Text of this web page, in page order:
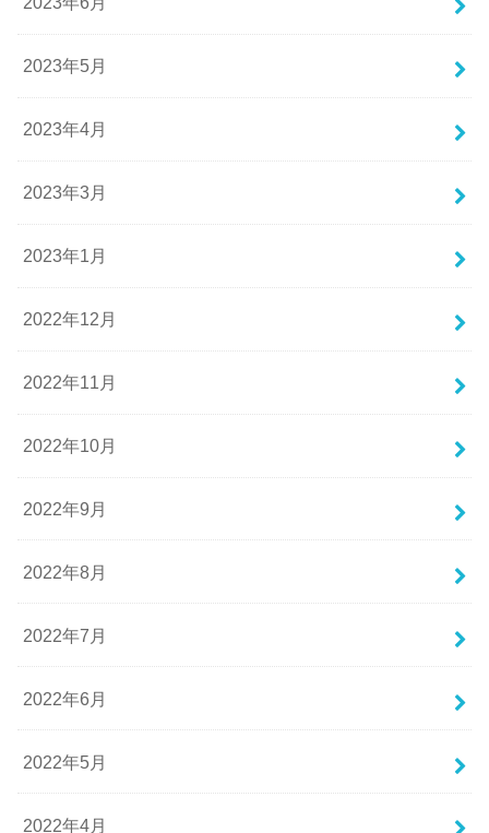
2023年5月
2023年4月
2023年3月
2023年1月
2022年12月
2022年11月
2022年10月
2022年9月
2022年8月
2022年7月
2022年6月
2022年5月
2022年4月